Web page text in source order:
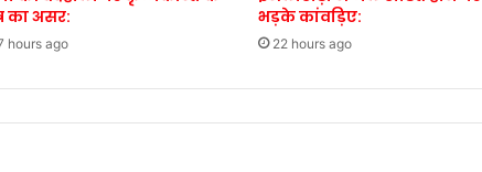
का असर:
hours ago
भड़के कांवड़िए:
22 hours ago